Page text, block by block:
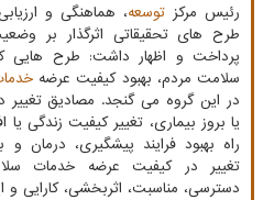
رئیس مرکزتوسعه، هماهنگی و
طرح های تحقیقاتی اثرگذار بر
پرداخت و اظهار داشت: طرح هایی
سلامت مردم، بهبود کیفیت عرضه
در این گروه می گنجد. مصادیق تغییر
یا بروز بیماری، تغییر کیفیت زندگی
راه بهبود فرایند پیشگیری، درمان
تغییر در کیفیت عرضه خدمات
دسترسی، مناسبت، اثربخشی، کارایی